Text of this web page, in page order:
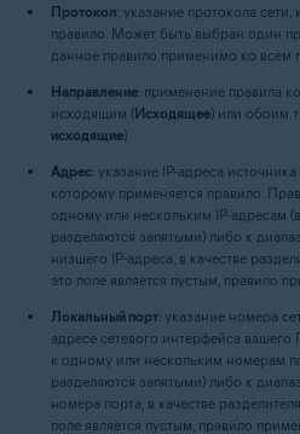
Протокол: указание протокола
правило. Может быть выбран один
данное правило применимо ко всем
Направление: применение правила
исходящим (Исходящее) или обоим
исходящие).
Адрес: указание IP-адреса
которому применяется правило.
одному или нескольким IP-адресам
разделяются запятыми) либо к
низшего IP-адреса, в качестве
это поле является пустым, правило
Локальный порт: указание номера
адресе сетевого интерфейса
к одному или нескольким номерам
разделяются запятыми) либо к
номера порта, в качестве
поле является пустым, правило